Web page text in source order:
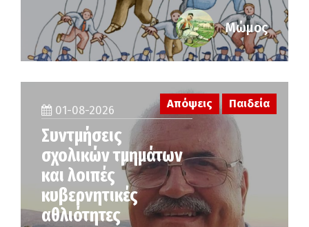
Μώμος
01-08-2026
Συντμήσεις
σχολικών τμημάτων
και λοιπές
κυβερνητικές
αθλιότητες
Απόψεις Παιδεία